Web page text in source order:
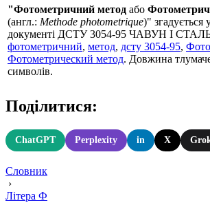
"Фотометричний метод або
(англ.: Methode photometrique)"
документі ДСТУ 3054-95 ЧАВУН I
фотометричний, метод, дсту 3054-95,
Фотометрический метод. Довжина
символів.
Поділитися:
ChatGPT Perplexity in X
Словник
›
Літера Ф